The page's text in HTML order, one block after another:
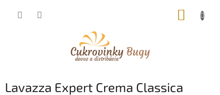
Lavazza Expert Crema Classica